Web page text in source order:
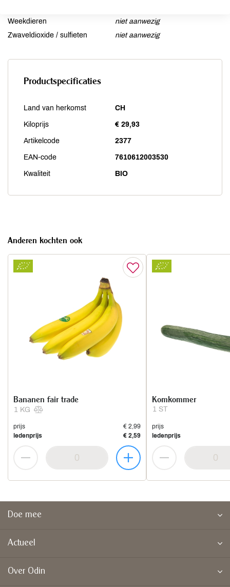
Weekdieren
niet aanwezig
Zwaveldioxide / sulfieten
niet aanwezig
Productspecificaties
Land van herkomst CH
Kiloprijs € 29,93
Artikelcode 2377
EAN-code 7610612003530
Kwaliteit BIO
Anderen kochten ook
1 KG
Bananen fair trade
prijs
€ 2,99
ledenprijs
€ 2,59
1 ST
Komkommer
prijs
ledenprijs
Doe mee
Actueel
Over Odin